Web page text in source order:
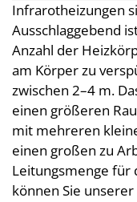
Infrarotheizungen
Ausschlaggebend
Anzahl der
am Körper zu
zwischen 2–4 m.
einen größeren
mit mehreren
einen großen zu
Leitungsmenge für
können Sie